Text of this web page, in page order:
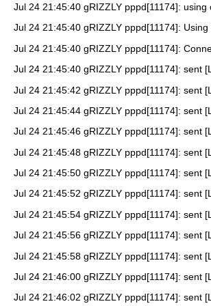
Jul 24 21:45:40 gRIZZLY pppd[11174]: using
Jul 24 21:45:40 gRIZZLY pppd[11174]:
Jul 24 21:45:40 gRIZZLY pppd[11174]:
Jul 24 21:45:40 gRIZZLY pppd[11174]: sent
Jul 24 21:45:42 gRIZZLY pppd[11174]: sent
Jul 24 21:45:44 gRIZZLY pppd[11174]: sent
Jul 24 21:45:46 gRIZZLY pppd[11174]: sent
Jul 24 21:45:48 gRIZZLY pppd[11174]: sent
Jul 24 21:45:50 gRIZZLY pppd[11174]: sent
Jul 24 21:45:52 gRIZZLY pppd[11174]: sent
Jul 24 21:45:54 gRIZZLY pppd[11174]: sent
Jul 24 21:45:56 gRIZZLY pppd[11174]: sent
Jul 24 21:45:58 gRIZZLY pppd[11174]: sent
Jul 24 21:46:00 gRIZZLY pppd[11174]: sent
Jul 24 21:46:02 gRIZZLY pppd[11174]: sent